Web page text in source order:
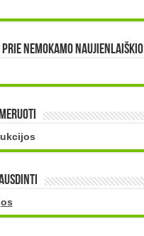
nemokamo naujienlaiškio